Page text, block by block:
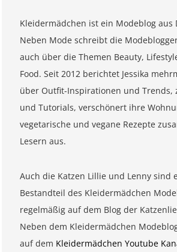
Kleidermädchen ist ein Modeblog aus
Neben Mode schreibt die
auch über die Themen Beauty,
Food. Seit 2012 berichtet Jessika
über Outfit-Inspirationen und Trends,
und Tutorials, verschönert ihre
vegetarische und vegane Rezepte
Lesern aus.
Auch die Katzen Lillie und Lenny sind
Bestandteil des Kleidermädchen
regelmäßig auf dem Blog der
Neben dem Kleidermädchen
auf dem Kleidermädchen Youtube